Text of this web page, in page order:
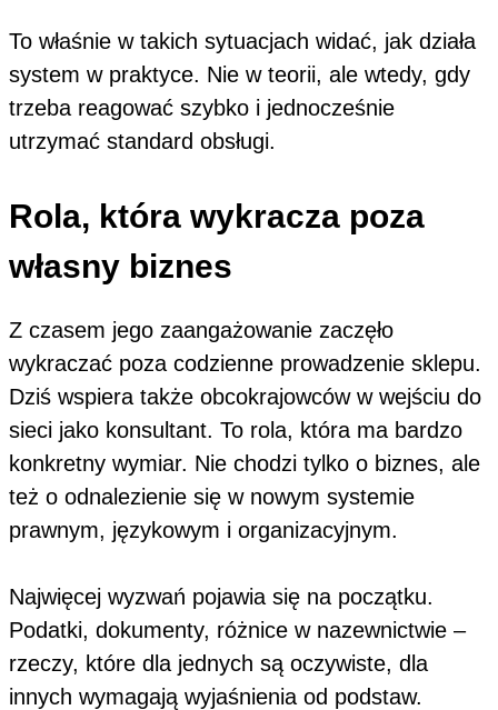
To właśnie w takich sytuacjach widać, jak działa
system w praktyce. Nie w teorii, ale wtedy, gdy
trzeba reagować szybko i jednocześnie
utrzymać standard obsługi.
Rola, która wykracza poza
własny biznes
Z czasem jego zaangażowanie zaczęło
wykraczać poza codzienne prowadzenie sklepu.
Dziś wspiera także obcokrajowców w wejściu do
sieci jako konsultant. To rola, która ma bardzo
konkretny wymiar. Nie chodzi tylko o biznes, ale
też o odnalezienie się w nowym systemie
prawnym, językowym i organizacyjnym.
Najwięcej wyzwań pojawia się na początku.
Podatki, dokumenty, różnice w nazewnictwie –
rzeczy, które dla jednych są oczywiste, dla
innych wymagają wyjaśnienia od podstaw.